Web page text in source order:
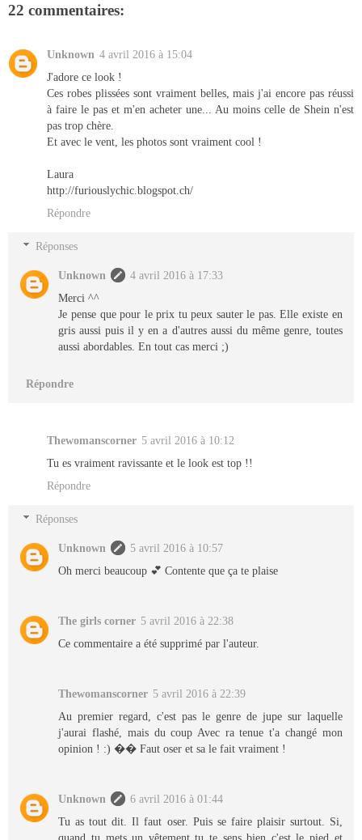
22 commentaires:
Unknown 4 avril 2016 à 15:04
J'adore ce look !
Ces robes plissées sont vraiment belles, mais j'ai encore pas réussi
à faire le pas et m'en acheter une... Au moins celle de Shein n'est
pas trop chère.
Et avec le vent, les photos sont vraiment cool !
Laura
http://furiouslychic.blogspot.ch/
Répondre
Réponses
Unknown
4 avril 2016 à 17:33
Merci ^^
Je pense que pour le prix tu peux sauter le pas. Elle existe en
gris aussi puis il y en a d'autres aussi du même genre, toutes
aussi abordables. En tout cas merci ;)
Répondre
Thewomanscorner 5 avril 2016 à 10:12
Tu es vraiment ravissante et le look est top !!
Répondre
Réponses
Unknown
5 avril 2016 à 10:57
Oh merci beaucoup 💕 Contente que ça te plaise
The girls corner 5 avril 2016 à 22:38
Ce commentaire a été supprimé par l'auteur.
Thewomanscorner 5 avril 2016 à 22:39
Au premier regard, c'est pas le genre de jupe sur laquelle
j'aurai flashé, mais du coup Avec ra tenue t'a changé mon
opinion ! :) �� Faut oser et sa le fait vraiment !
Unknown
6 avril 2016 à 01:44
Tu as tout dit. Il faut oser. Puis se faire plaisir surtout. Si,